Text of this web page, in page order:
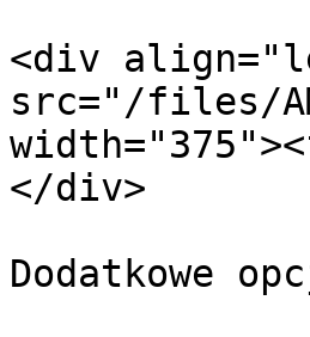
<div
src="/files/
</div>
Dodatkowe